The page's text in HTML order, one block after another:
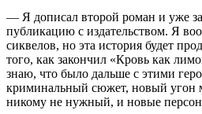
— Я дописал второй роман и уже
публикацию с издательством. Я
сиквелов, но эта история будет
того, как закончил «Кровь как
знаю, что было дальше с этими
криминальный сюжет, новый
никому не нужный, и новые